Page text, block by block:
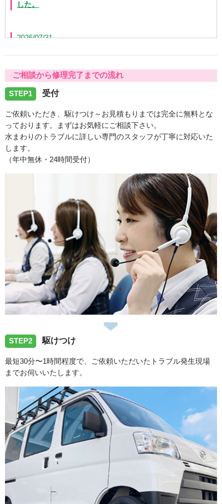
した。
2026/07/31
した。
2026/07/31
愛知県岡﨑市合歓木町へ給水管の水漏れ修理に伺いまし
た。
愛知県春日井市岩成台へトイレ修理に向かいました。
2026/07/31
愛知県犬山市羽黒竹の腰へトイレの故障修理に向かいまし
た。
2026/07/30
愛知県豊田市越戸町へ洗濯蛇口の水漏れ修理でお伺いしま
2026/07/30
愛知県豊田市昭和町へ洗濯蛇口の水漏れ修理でお伺いしま
した。
2026/07/28
愛知県海部郡蟹江町蟹江本町へ浴室蛇口の水漏れ修理に向
かいました。
ご相談から修理完了までの流れ
STEP1 受付
ご依頼いただき、駆けつけ～お見積もりまでは完全に無料とな
っております。まずはお気軽にご相談下さい。
水まわりのトラブルに詳しい専門のスタッフが丁寧に対応いた
します。
（年中無休・24時間受付）
STEP2 駆けつけ
最短30分〜1時間程度で、ご依頼いただいたトラブル発生現場
までお伺いいたします。